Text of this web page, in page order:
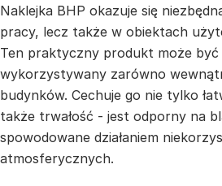
Naklejka BHP okazuje się
pracy, lecz także w obiektach
Ten praktyczny produkt może być
wykorzystywany zarówno
budynków. Cechuje go nie tylko
także trwałość - jest odporny na
spowodowane działaniem
atmosferycznych.